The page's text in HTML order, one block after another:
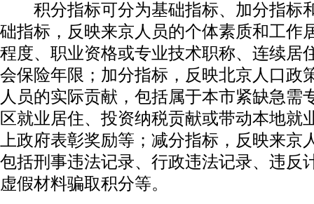
积分指标可分为基础指标、加分指标
础指标，反映来京人员的个体素质和工作
程度、职业资格或专业技术职称、连续居
会保险年限；加分指标，反映北京人口政
人员的实际贡献，包括属于本市紧缺急需
区就业居住、投资纳税贡献或带动本地就
上政府表彰奖励等；减分指标，反映来京
包括刑事违法记录、行政违法记录、违反
虚假材料骗取积分等。